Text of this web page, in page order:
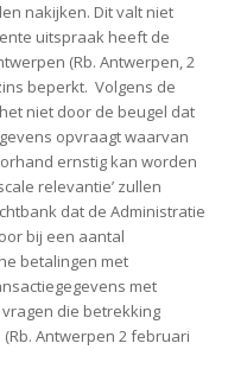
nakijken. Dit valt niet
uitspraak heeft de
(Rb. Antwerpen, 2
beperkt. Volgens de
niet door de beugel dat
opvraagt waarvan
ernstig kan worden
relevantie’ zullen
dat de Administratie
bij een aantal
betalingen met
met
die betrekking
Antwerpen 2 februari